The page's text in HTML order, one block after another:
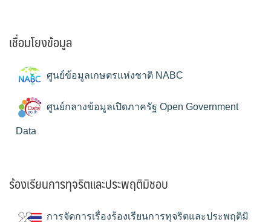
เชื่อมโยงข้อมูล
ศูนย์ข้อมูลเกษตรแห่งชาติ NABC
ศูนย์กลางข้อมูลเปิดภาครัฐ Open Government
Data
ร้องเรียนการทุจริตและประพฤติมิชอบ
การจัดการเรื่องร้องเรียนการทุจริตและประพฤติมิ